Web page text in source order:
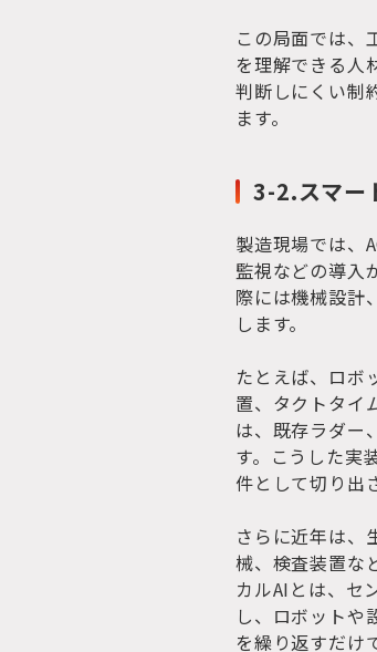
この局面では、
を理解できる人
判断しにくい制
ます。
3-2.スマー
製造現場では、
監視などの導入
際には機械設計
します。
たとえば、ロボ
置、タクトタイ
は、既存ラダー
す。こうした実
件として切り出
さらに近年は、
械、検査装置な
カルAIとは、セ
し、ロボットや
を繰り返すだけ